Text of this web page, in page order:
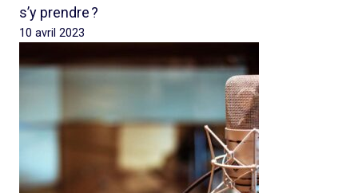
s’y prendre ?
10 avril 2023